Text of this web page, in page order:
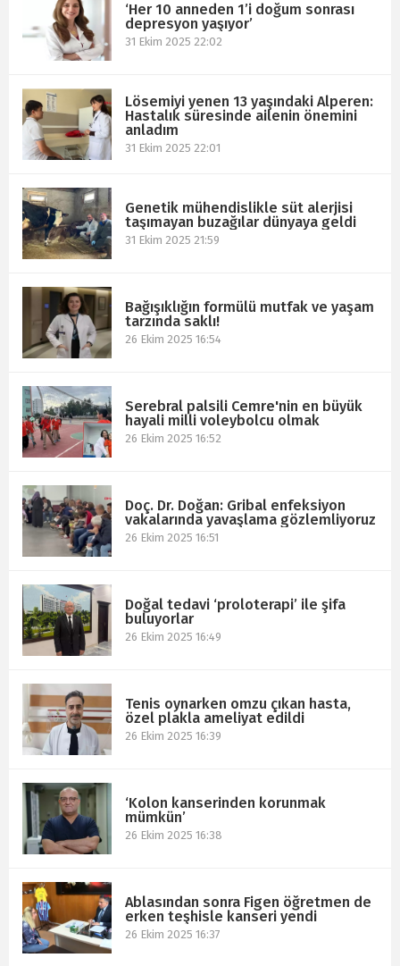
‘Her 10 anneden 1’i doğum sonrası
depresyon yaşıyor’
31 Ekim 2025 22:02
Lösemiyi yenen 13 yaşındaki Alperen:
Hastalık süresinde ailenin önemini
anladım
31 Ekim 2025 22:01
Genetik mühendislikle süt alerjisi
taşımayan buzağılar dünyaya geldi
31 Ekim 2025 21:59
Bağışıklığın formülü mutfak ve yaşam
tarzında saklı!
26 Ekim 2025 16:54
Serebral palsili Cemre'nin en büyük
hayali milli voleybolcu olmak
26 Ekim 2025 16:52
Doç. Dr. Doğan: Gribal enfeksiyon
vakalarında yavaşlama gözlemliyoruz
26 Ekim 2025 16:51
Doğal tedavi ‘proloterapi’ ile şifa
buluyorlar
26 Ekim 2025 16:49
Tenis oynarken omzu çıkan hasta,
özel plakla ameliyat edildi
26 Ekim 2025 16:39
‘Kolon kanserinden korunmak
mümkün’
26 Ekim 2025 16:38
Ablasından sonra Figen öğretmen de
erken teşhisle kanseri yendi
26 Ekim 2025 16:37